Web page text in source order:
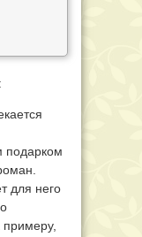
подарком
для него